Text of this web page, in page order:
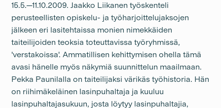
15.5.─11.10.2009. Jaakko Liikanen työskenteli
perusteellisten opiskelu- ja työharjoittelujaksojen
jälkeen eri lasitehtaissa monien nimekkäiden
taiteilijoiden teoksia toteuttavissa työryhmissä,
'verstakoissa'. Ammatillisen kehittymisen ohella tämä
avasi hänelle myös näkymiä suunnittelun maailmaan.
Pekka Paunilalla on taiteilijaksi värikäs työhistoria. Hän
on riihimäkeläinen lasinpuhaltaja ja kuuluu
lasinpuhaltajasukuun, josta löytyy lasinpuhaltajia,